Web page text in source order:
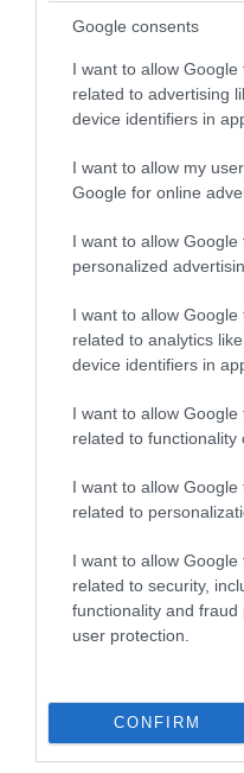
Google consents
I want to allow
related to advertising
device identifiers in
I want to allow my
Google for online
I want to allow Google
personalized
I want to allow
related to analytics
device identifiers in
I want to allow
related to functionality
I want to allow
related to
I want to allow
related to security,
functionality and
user protection.
CONFIRM
αντεπίθεση στο
μετά της
08.08.2026 | 14:02
«Φώτισε» το Κίεβο
υπερηχητικό 3M22
Ουκρανός
ΠΟΛΙΤΙΚΗ